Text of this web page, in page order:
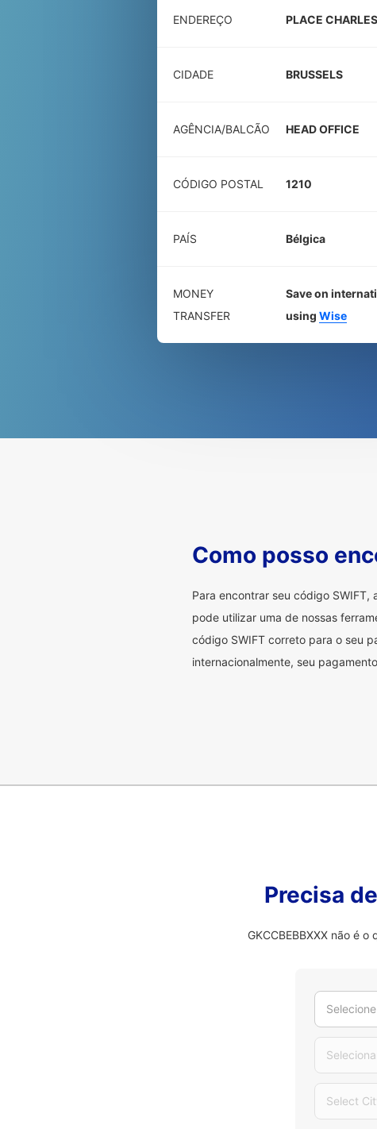
ENDEREÇO PLACE
CIDADE BRUSSELS
AGÊNCIA/BALCÃO HEAD OFFICE
CÓDIGO POSTAL 1210
PAÍS Bélgica
MONEY
TRANSFER
Save on
using Wise
Como posso
Para encontrar seu código
pode utilizar uma de nossas
código SWIFT correto para o seu
internacionalmente, seu
Precisa
GKCCBEBBXXX não é
Select